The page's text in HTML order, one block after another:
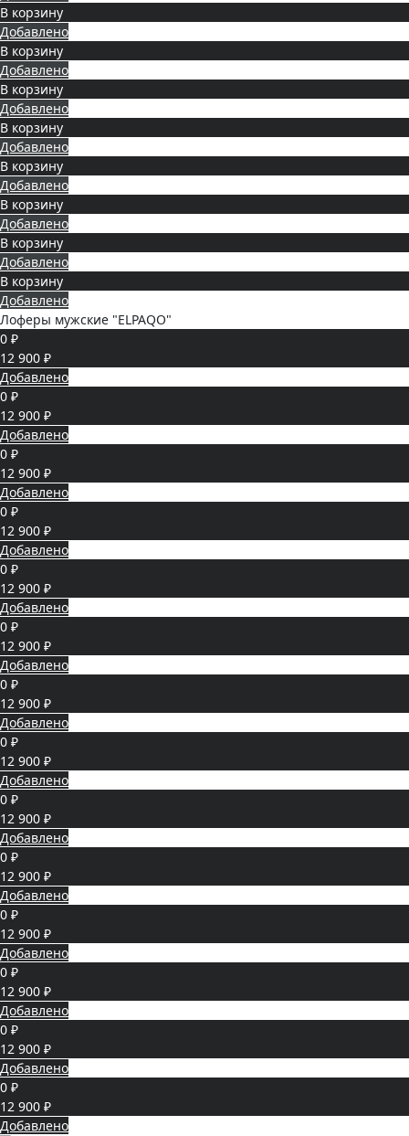
В корзину
Добавлено
В корзину
Добавлено
В корзину
Добавлено
В корзину
Добавлено
В корзину
Добавлено
В корзину
Добавлено
В корзину
Добавлено
В корзину
Добавлено
Лоферы мужские "ELPAQO"
0 ₽
12 900 ₽
Добавлено
0 ₽
12 900 ₽
Добавлено
0 ₽
12 900 ₽
Добавлено
0 ₽
12 900 ₽
Добавлено
0 ₽
12 900 ₽
Добавлено
0 ₽
12 900 ₽
Добавлено
0 ₽
12 900 ₽
Добавлено
0 ₽
12 900 ₽
Добавлено
0 ₽
12 900 ₽
Добавлено
0 ₽
12 900 ₽
Добавлено
0 ₽
12 900 ₽
Добавлено
0 ₽
12 900 ₽
Добавлено
0 ₽
12 900 ₽
Добавлено
0 ₽
12 900 ₽
Добавлено